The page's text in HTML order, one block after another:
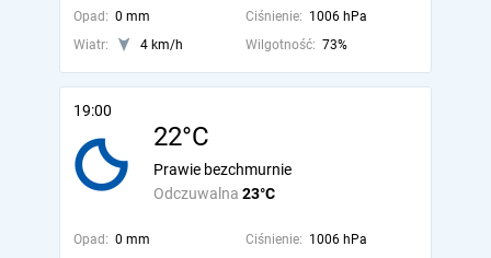
Opad: 0 mm Ciśnienie: 1006 hPa
Wiatr:
4 km/h Wilgotność: 73%
19:00
22°C
Odczuwalna 23°C
Prawie bezchmurnie
Opad: 0 mm Ciśnienie: 1006 hPa